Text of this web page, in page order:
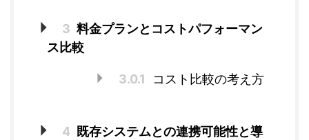
3 料金プランとコストパフォーマン
ス比較
3.0.1 コスト比較の考え方
4 既存システムとの連携可能性と導